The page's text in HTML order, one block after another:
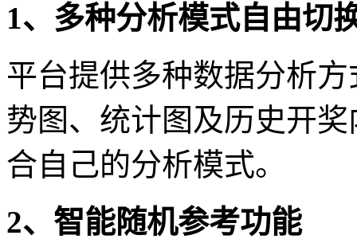
1、多种分析模式自由切
平台提供多种数据分析
势图、统计图及历史开
合自己的分析模式。
2、智能随机参考功能